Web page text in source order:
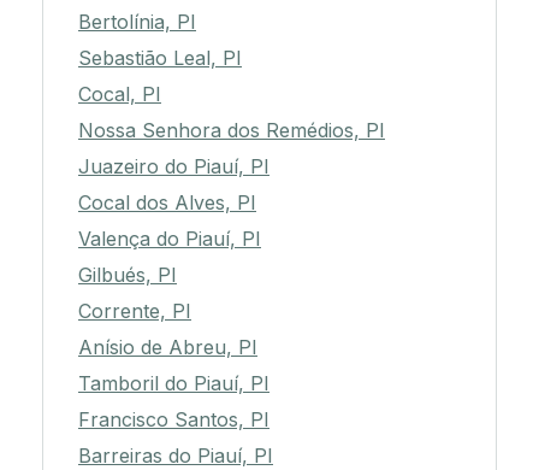
Bertolínia, PI
Sebastião Leal, PI
Cocal, PI
Nossa Senhora dos Remédios, PI
Juazeiro do Piauí, PI
Cocal dos Alves, PI
Valença do Piauí, PI
Gilbués, PI
Corrente, PI
Anísio de Abreu, PI
Tamboril do Piauí, PI
Francisco Santos, PI
Barreiras do Piauí, PI